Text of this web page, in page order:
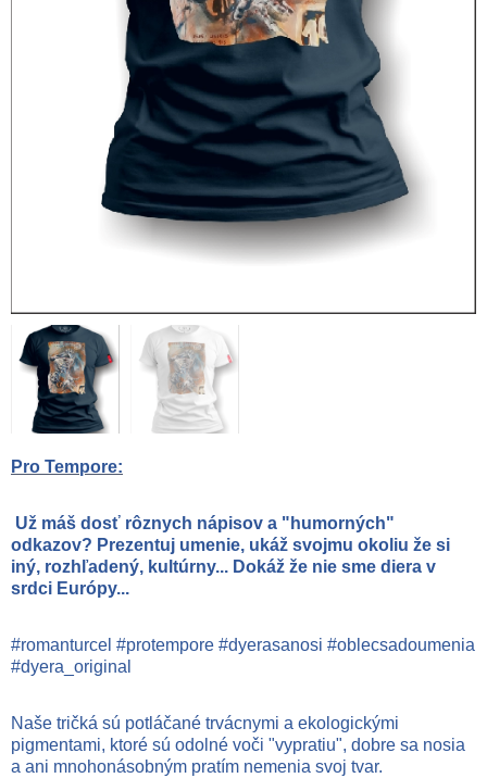
Pro Tempore:
Už máš dosť rôznych nápisov a "humorných"
odkazov? Prezentuj umenie, ukáž svojmu okoliu že si
iný, rozhľadený, kultúrny... Dokáž že nie sme diera v
srdci Európy...
#romanturcel #protempore #dyerasanosi #oblecsadoumenia
#dyera_original
Naše tričká sú potláčané trvácnymi a ekologickými
pigmentami, ktoré sú odolné voči "vypratiu", dobre sa nosia
a ani mnohonásobným pratím nemenia svoj tvar.